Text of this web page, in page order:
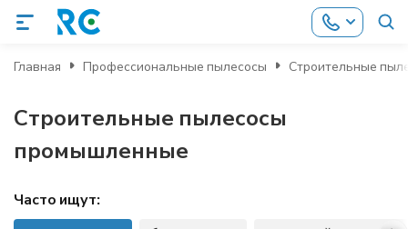
Главная Профессиональные пылесосы Строительные
Строительные пылесосы
промышленные
Часто ищут: